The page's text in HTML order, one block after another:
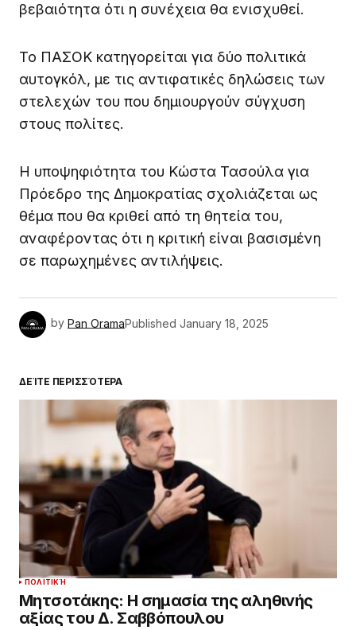
βεβαιότητα ότι η συνέχεια θα ενισχυθεί.
Το ΠΑΣΟΚ κατηγορείται για δύο πολιτικά
αυτογκόλ, με τις αντιφατικές δηλώσεις των
στελεχών του που δημιουργούν σύγχυση
στους πολίτες.
Η υποψηφιότητα του Κώστα Τασούλα για
Πρόεδρο της Δημοκρατίας σχολιάζεται ως
θέμα που θα κριθεί από τη θητεία του,
αναφέροντας ότι η κριτική είναι βασισμένη
σε παρωχημένες αντιλήψεις.
by Pan OramaPublished January 18, 2025
ΔΕΊΤΕ ΠΕΡΙΣΣΌΤΕΡΑ
ΠΟΛΙΤΙΚΉ
Μητσοτάκης: Η σημασία της αληθινής
αξίας του Δ. Σαββόπουλου